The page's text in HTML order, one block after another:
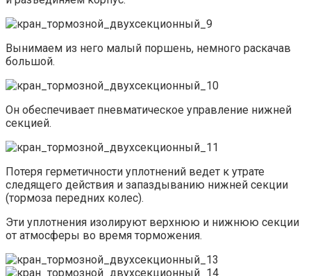
Вынимаем из него малый поршень, немного раскачав
большой.
Он обеспечивает пневматическое управление нижней
секцией.
Потеря герметичности уплотнений ведет к утрате
следящего действия и запаздыванию нижней секции
(тормоза передних колес).
Эти уплотнения изолируют верхнюю и нижнюю секции
от атмосферы во время торможения.